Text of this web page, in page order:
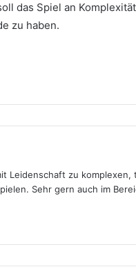
das Spiel an
zu haben.
Leidenschaft zu
Sehr gern auch im